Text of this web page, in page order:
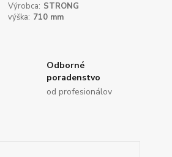
Výrobca: STRONG
výška: 710 mm
Odborné
poradenstvo
od profesionálov